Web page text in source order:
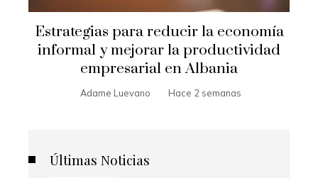
Estrategias para reducir la economía
informal y mejorar la productividad
empresarial en Albania
Adame Luevano Hace 2 semanas
Últimas Noticias